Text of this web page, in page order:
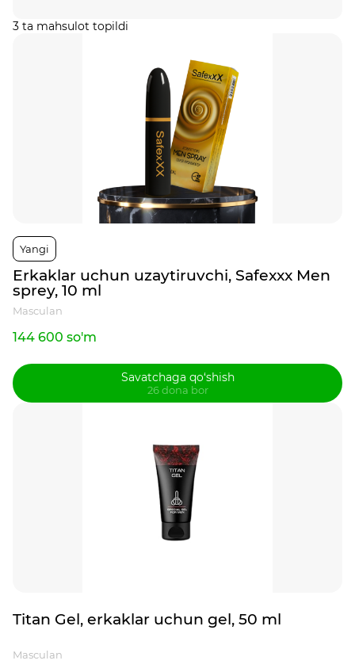
Yangi
Erkaklar uchun uzaytiruvchi, Safexxx Men
sprey, 10 ml
Masculan
144 600 so'm
Savatchaga qo‘shish
26 dona bor
Titan Gel, erkaklar uchun gel, 50 ml
Masculan
3 ta mahsulot topildi